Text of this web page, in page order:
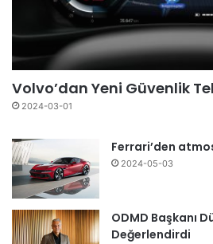
Volvo’dan Yeni Güvenlik
2024-03-01
Ferrari’den
2024-05-03
ODMD Başkanı
Değerlendirdi